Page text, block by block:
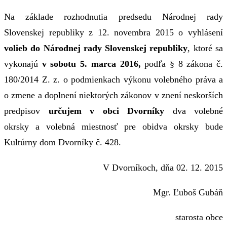
Na základe rozhodnutia predsedu Národnej rady
Slovenskej republiky z 12. novembra 2015 o vyhlásení
volieb do Národnej rady Slovenskej republiky, ktoré sa
vykonajú v sobotu 5. marca 2016,podľa § 8 zákona č.
180/2014 Z. z. o podmienkach výkonu volebného práva a
o zmene a doplnení niektorých zákonov v znení neskorších
predpisov určujem v obci Dvorníky dva volebné
okrsky a volebná miestnosť pre obidva okrsky bude
Kultúrny dom Dvorníky č. 428.
V Dvorníkoch, dňa 02. 12. 2015
Mgr. Ľuboš Gubáň
starosta obce